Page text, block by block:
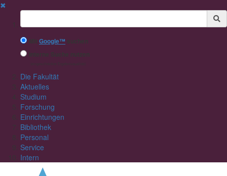
✖
Suchbegriff
Mit Google™ suchen
Interne Suche nutzen
Die Fakultät
Aktuelles
Studium
Forschung
Einrichtungen
Bibliothek
Personal
Service
Intern